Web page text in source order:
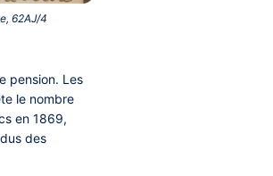
62AJ/4‎
pension. Les
le nombre
en 1869,
des